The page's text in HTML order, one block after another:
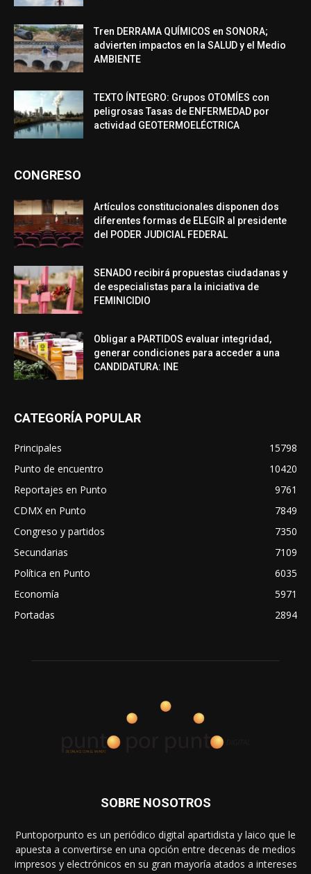
Tren DERRAMA QUÍMICOS en SONORA;
advierten impactos en la SALUD y el Medio
AMBIENTE
TEXTO ÍNTEGRO: Grupos OTOMÍES con
peligrosas Tasas de ENFERMEDAD por
actividad GEOTERMOELÉCTRICA
CONGRESO
Artículos constitucionales disponen dos
diferentes formas de ELEGIR al presidente
del PODER JUDICIAL FEDERAL
SENADO recibirá propuestas ciudadanas y
de especialistas para la iniciativa de
FEMINICIDIO
Obligar a PARTIDOS evaluar integridad,
generar condiciones para acceder a una
CANDIDATURA: INE
CATEGORÍA POPULAR
Principales
15798
Punto de encuentro
10420
Reportajes en Punto
9761
CDMX en Punto
7849
Congreso y partidos
7350
Secundarias
7109
Política en Punto
6035
Economía
5971
Portadas
2894
SOBRE NOSOTROS
Puntoporpunto es un periódico digital apartidista y laico que le
apuesta a convertirse en una opción entre decenas de medios
impresos y electrónicos en su gran mayoría atados a intereses